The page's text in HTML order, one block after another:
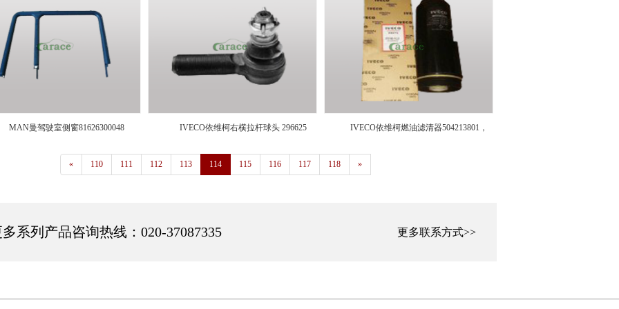
MAN曼驾驶室侧窗81626300048 IVECO依维柯右横拉杆球头 296625 IVECO依维柯燃油滤清器504213801，
504213799，2996416，500054655
« 110 111 112 113 114 115 116 117 118 »
系列产品咨询热线：020-37087335 更多联系方式>>